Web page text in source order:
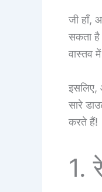
जी हाँ,
सकता
वास्तव
सारे
करते हैं!
1.